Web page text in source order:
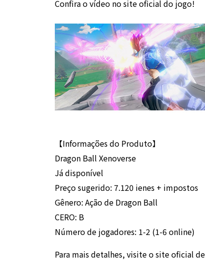
Confira o vídeo no site oficial do jogo!
【Informações do Produto】
Dragon Ball Xenoverse
Já disponível
Preço sugerido: 7.120 ienes + impostos
Gênero: Ação de Dragon Ball
CERO: B
Número de jogadores: 1-2 (1-6 online)
Para mais detalhes, visite o site oficial